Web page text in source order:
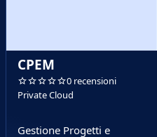
CPEM
0 recensioni
Private Cloud
Gestione Progetti e